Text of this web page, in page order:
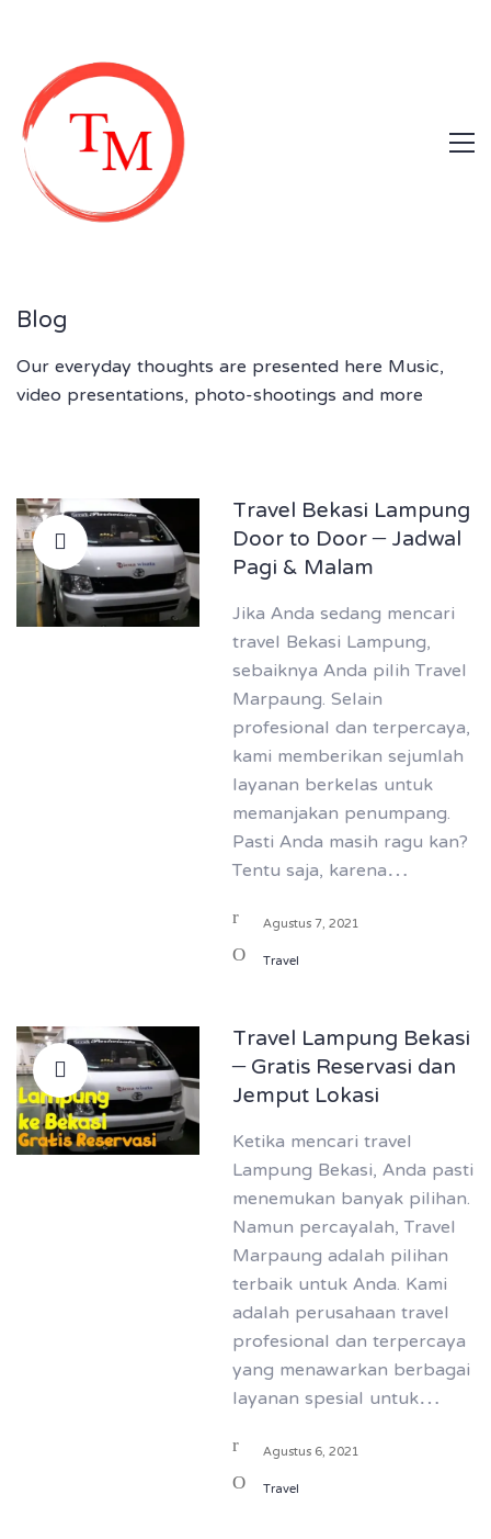
Blog
Our everyday thoughts are presented here Music,
video presentations, photo-shootings and more
Travel Bekasi Lampung
Door to Door – Jadwal
Pagi & Malam
Jika Anda sedang mencari
travel Bekasi Lampung,
sebaiknya Anda pilih Travel
Marpaung. Selain
profesional dan terpercaya,
kami memberikan sejumlah
layanan berkelas untuk
memanjakan penumpang.
Pasti Anda masih ragu kan?
Tentu saja, karena…
Agustus 7, 2021
Travel
Travel Lampung Bekasi
– Gratis Reservasi dan
Jemput Lokasi
Ketika mencari travel
Lampung Bekasi, Anda pasti
menemukan banyak pilihan.
Namun percayalah, Travel
Marpaung adalah pilihan
terbaik untuk Anda. Kami
adalah perusahaan travel
profesional dan terpercaya
yang menawarkan berbagai
layanan spesial untuk…
Agustus 6, 2021
Travel